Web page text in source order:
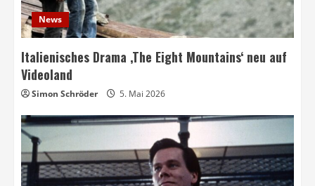
News
Italienisches Drama ‚The Eight Mountains‘ neu auf
Videoland
Simon Schröder 5. Mai 2026